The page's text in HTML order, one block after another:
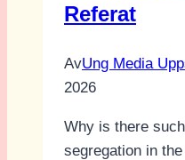
upp
Catena
Referat
AvUng Media
2026
Why is there
segregation in